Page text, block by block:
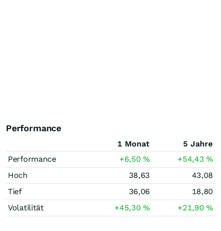
Performance
1 Monat
5 Jahre
Performance
+6,50% +54,43%
Hoch
38,63
43,08
Tief
36,06
18,80
Volatilität
+45,30% +21,90%